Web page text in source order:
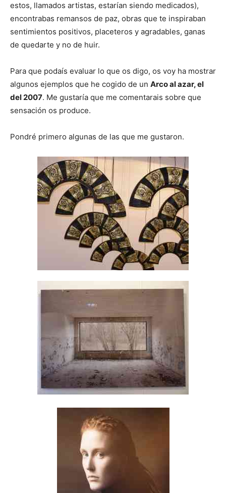
estos, llamados artistas, estarían siendo medicados),
encontrabas remansos de paz, obras que te inspiraban
sentimientos positivos, placeteros y agradables, ganas
de quedarte y no de huir.
Para que podaís evaluar lo que os digo, os voy ha mostrar
algunos ejemplos que he cogido de un Arco al azar, el
del 2007. Me gustaría que me comentarais sobre que
sensación os produce.
Pondré primero algunas de las que me gustaron.